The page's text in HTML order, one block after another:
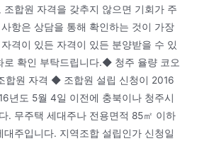
합원 자격을 갖추지 않으면 기회가 주
항은 상담을 통해 확인하는 것이 가장
격이 있든 자격이 있든 분양받을 수 있
로 확인 부탁드립니다.◆ 청주 율량 코오
합원 자격 ◆ 조합원 설립 신청이 2016
년도 5월 4일 이전에 충북이나 청주시
. 무주택 세대주나 전용면적 85㎡ 이하
주입니다. 지역조합 설립인가 신청일